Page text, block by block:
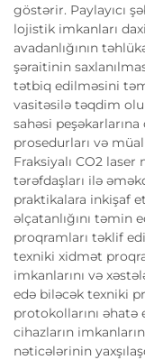
göstərir. Paylayıcı
lojistik imkanları
avadanlığının
şəraitinin
tətbiq edilməsini
vasitəsilə təqdim
sahəsi
prosedurları və
Fraksiyalı CO2 laser
tərəfdaşları ilə
praktikalara inkişaf
əlçatanlığını təmin
proqramları təklif
texniki xidmət
imkanlarını və
edə biləcək texniki
protokollarını əhatə
cihazların
nəticələrinin